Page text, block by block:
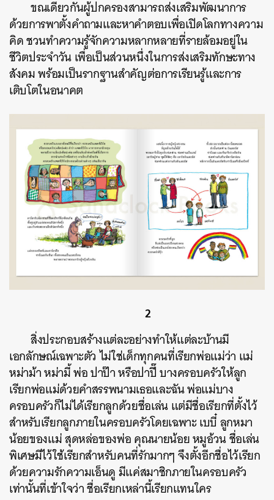
ขณเดียวกันผู้ปกครองสามารถส่งเสริมพัฒนาการ
ด้วยการพาตั้งคำถามและหาคำตอบเพื่อเปิดโลกทางความ
คิด ชวนทำความรู้จักความหลากหลายที่รายล้อมอยู่ใน
ชีวิตประจำวัน เพื่อเป็นส่วนหนึ่งในการส่งเสริมทักษะทาง
สังคม พร้อมเป็นรากฐานสำคัญต่อการเรียนรู้และการ
เติบโตในอนาคต
2
สิ่งประกอบสร้างแต่ละอย่างทำให้แต่ละบ้านมี
เอกลักษณ์เฉพาะตัว ไม่ใช่เด็กทุกคนที่เรียกพ่อแม่ว่า แม่
หม่าม้า หม่ามี้ พ่อ ปาป๊า หรือปาปี๊ บางครอบครัวให้ลูก
เรียกพ่อแม่ด้วยคำสรรพนามเธอและฉัน พ่อแม่บาง
ครอบครัวก็ไม่ได้เรียกลูกด้วยชื่อเล่น แต่มีชื่อเรียกที่ตั้งไว้
สำหรับเรียกลูกภายในครอบครัวโดยเฉพาะ เบบี๋ ลูกหมา
น้อยของแม่ สุดหล่อของพ่อ คุณนายน้อย หมูอ้วน ชื่อเล่น
พิเศษมีไว้ใช้เรียกสำหรับคนที่รักมากๆ จึงตั้งอีกชื่อไว้เรียก
ด้วยความรักความเอ็นดู มีแค่สมาชิกภายในครอบครัว
เท่านั้นที่เข้าใจว่า ชื่อเรียกเหล่านี้เรียกแทนใคร